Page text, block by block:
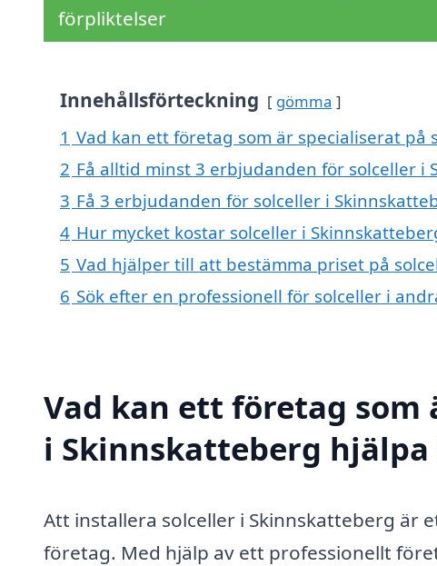
förpliktelser
Innehållsförteckning gömma
1 Vad kan ett företag som är specialiserat
2 Få alltid minst 3 erbjudanden för solceller i
3 Få 3 erbjudanden för solceller i
4 Hur mycket kostar solceller i
5 Vad hjälper till att bestämma priset på
6 Sök efter en professionell för solceller i
Vad kan ett företag som
i Skinnskatteberg
Att installera solceller i Skinnskatteberg är
företag. Med hjälp av ett professionellt